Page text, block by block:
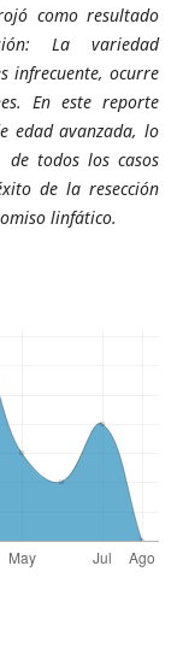
como resultado
La variedad
infrecuente, ocurre
En este reporte
edad avanzada, lo
todos los casos
de la resección
linfático.